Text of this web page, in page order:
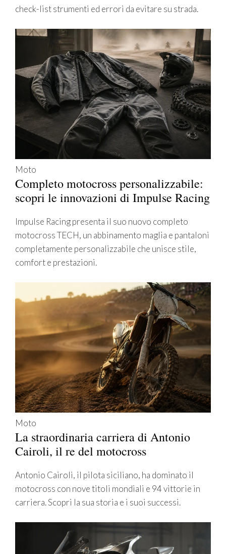
check-list strumenti ed errori da evitare su strada.
Moto
Completo motocross personalizzabile:
scopri le innovazioni di Impulse Racing
Impulse Racing presenta il suo nuovo completo
motocross TECH, un abbinamento maglia e pantaloni
completamente personalizzabile che unisce stile,
comfort e prestazioni.
Moto
La straordinaria carriera di Antonio
Cairoli, il re del motocross
Antonio Cairoli, il pilota siciliano, ha dominato il
motocross con nove titoli mondiali e 94 vittorie in
carriera. Scopri la sua storia e i suoi successi.